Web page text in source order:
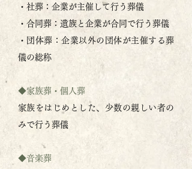
・社葬：企業が主催して行う葬儀
・合同葬：遺族と企業が合同で行う葬儀
・団体葬：企業以外の団体が主催する葬
儀の総称
◆家族葬・個人葬
家族をはじめとした、少数の親しい者の
みで行う葬儀
◆音楽葬